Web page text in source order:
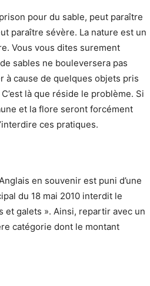
pour du sable, peut paraître
paraître sévère. La nature est un
Vous vous dites surement
sables ne bouleversera pas
à cause de quelques objets pris
là que réside le problème. Si
et la flore seront forcément
ces pratiques.
en souvenir est puni d’une
du 18 mai 2010 interdit le
et galets ». Ainsi, repartir avec un
catégorie dont le montant